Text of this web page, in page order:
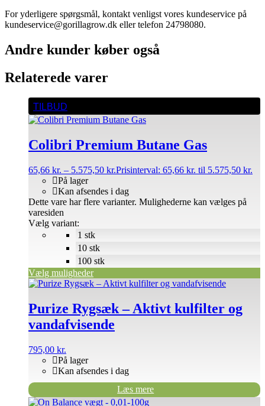
For yderligere spørgsmål, kontakt venligst vores kundeservice på
kundeservice@gorillagrow.dk eller telefon 24798080.
Andre kunder køber også
Relaterede varer
TILBUD
Colibri Premium Butane Gas
65,66 kr. – 5.575,50 kr.Prisinterval: 65,66 kr. til 5.575,50 kr.
På lager
Kan afsendes i dag
Vælg variant:
Vælg muligheder
Dette vare har flere varianter. Mulighederne kan vælges på
varesiden
1 stk
10 stk
100 stk
Purize Rygsæk – Aktivt kulfilter og
vandafvisende
795,00 kr.
På lager
Kan afsendes i dag
Læs mere